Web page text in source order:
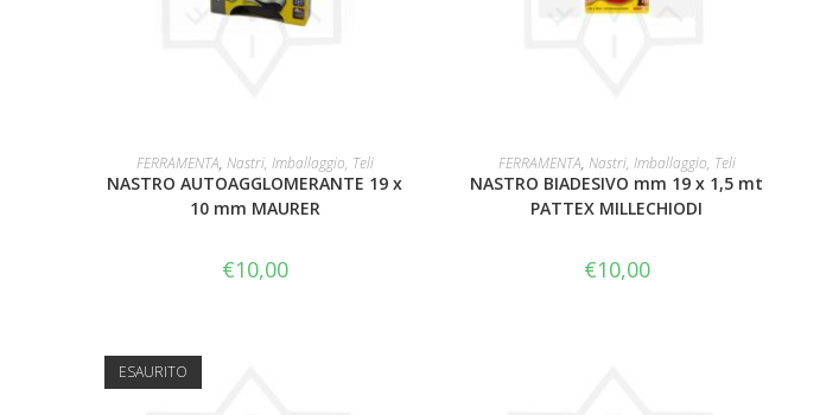
LEGGI TUTTO
FERRAMENTA, Nastri, Imballaggio, Teli
NASTRO AUTOAGGLOMERANTE 19 x
10 mm MAURER
€10,00
LEGGI TUTTO
FERRAMENTA, Nastri, Imballaggio, Teli
NASTRO BIADESIVO mm 19 x 1,5 mt
PATTEX MILLECHIODI
€10,00
ESAURITO